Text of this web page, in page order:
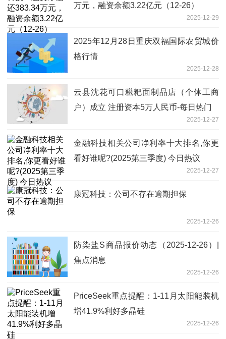
万元，融资余额3.22亿元（12-26）
2025-12-29
2025年12月28日重庆双福国际农贸城价
格行情
2025-12-28
云县沈花可口糍粑面制品店（个体工商
户）成立 注册资本5万人民币-每日热门
2025-12-27
金融科技相关公司净利率十大排名,你更
看好谁呢?(2025第三季度) 今日热议
2025-12-27
康冠科技：公司不存在逾期担保
2025-12-26
防染盐S商品报价动态（2025-12-26）|
焦点消息
2025-12-26
PriceSeek重点提醒：1-11月太阳能装机
增41.9%利好多晶硅
2025-12-26